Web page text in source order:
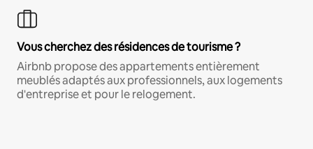
Vous cherchez des résidences de tourisme ?
Airbnb propose des appartements entièrement
meublés adaptés aux professionnels, aux logements
d'entreprise et pour le relogement.